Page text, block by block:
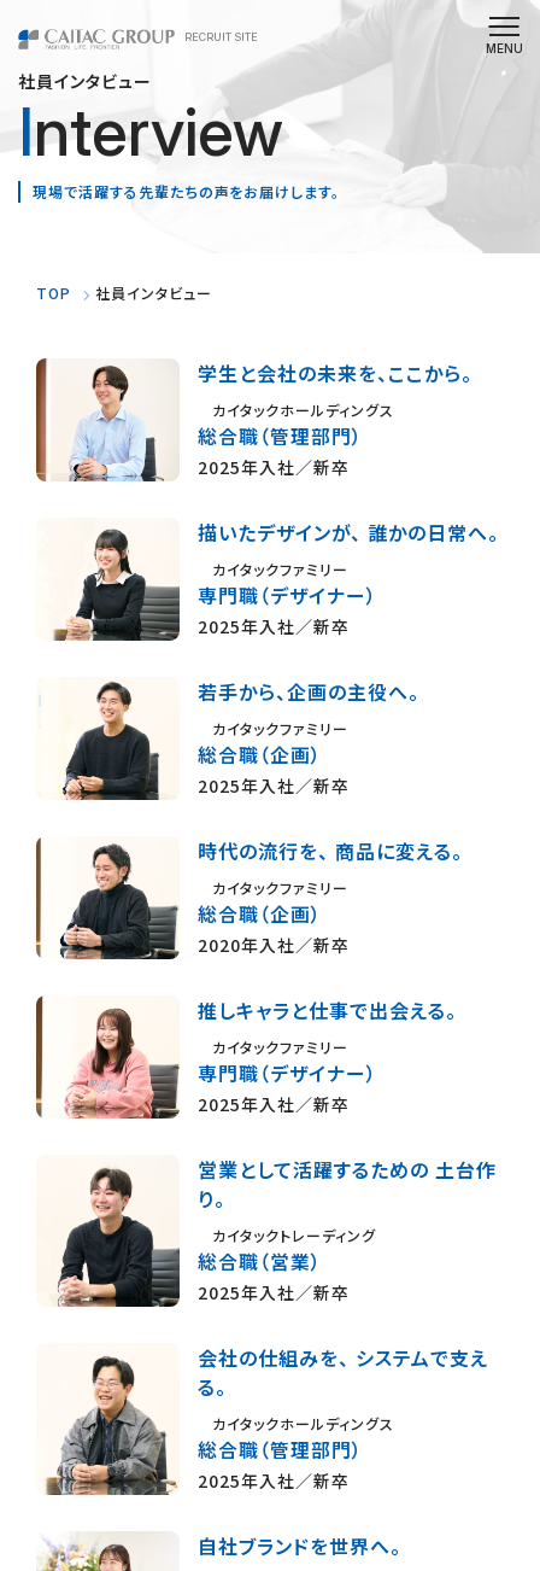
RECRUIT SITE
社員インタビュー
Interview
現場で活躍する先輩たちの声をお届けします。
TOP 社員インタビュー
学生と会社の未来を、ここから。
カイタックホールディングス
総合職（管理部門）
2025年入社／新卒
描いたデザインが、 誰かの日常へ。
カイタックファミリー
専門職（デザイナー）
2025年入社／新卒
若手から、企画の主役へ。
カイタックファミリー
総合職（企画）
2025年入社／新卒
時代の流行を、 商品に変える。
カイタックファミリー
総合職（企画）
2020年入社／新卒
推しキャラと仕事で出会える。
カイタックファミリー
専門職（デザイナー）
2025年入社／新卒
営業として活躍するための 土台作
り。
カイタックトレーディング
総合職（営業）
2025年入社／新卒
会社の仕組みを、 システムで支え
る。
カイタックホールディングス
総合職（管理部門）
2025年入社／新卒
自社ブランドを世界へ。